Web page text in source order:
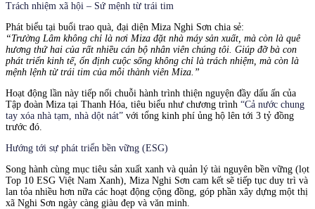
Trách nhiệm xã hội – Sứ mệnh từ trái tim
Phát biểu tại buổi trao quà, đại diện Miza Nghi Sơn chia sẻ:
“Trường Lâm không chỉ là nơi Miza đặt nhà máy sản xuất, mà còn là quê
hương thứ hai của rất nhiều cán bộ nhân viên chúng tôi. Giúp đỡ bà con
phát triển kinh tế, ổn định cuộc sống không chỉ là trách nhiệm, mà còn là
mệnh lệnh từ trái tim của mỗi thành viên Miza.”
Hoạt động lần này tiếp nối chuỗi hành trình thiện nguyện đầy dấu ấn của
Tập đoàn Miza tại Thanh Hóa, tiêu biểu như chương trình “Cả nước chung
tay xóa nhà tạm, nhà dột nát” với tổng kinh phí ủng hộ lên tới 3 tỷ đồng
trước đó.
Hướng tới sự phát triển bền vững (ESG)
Song hành cùng mục tiêu sản xuất xanh và quản lý tài nguyên bền vững (lọt
Top 10 ESG Việt Nam Xanh), Miza Nghi Sơn cam kết sẽ tiếp tục duy trì và
lan tỏa nhiều hơn nữa các hoạt động cộng đồng, góp phần xây dựng một thị
xã Nghi Sơn ngày càng giàu đẹp và văn minh.